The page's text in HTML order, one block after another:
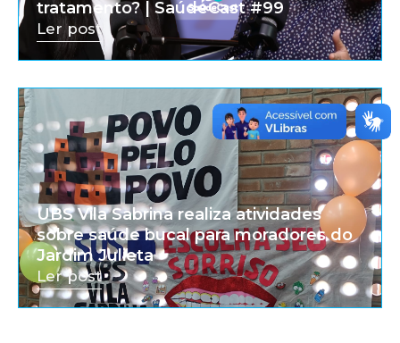
tratamento? | SaúdeCast #99
Ler post
UBS Vila Sabrina realiza atividades
sobre saúde bucal para moradores do
Jardim Julieta
Ler post